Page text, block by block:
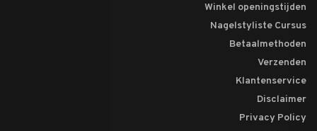
Winkel openingstijden
Nagelstyliste Cursus
Betaalmethoden
Verzenden
Klantenservice
Disclaimer
Privacy Policy